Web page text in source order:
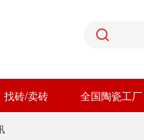
找砖/卖砖 全国陶瓷工厂